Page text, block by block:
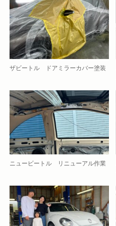
ザビートル ドアミラーカバー塗装
ニュービートル リニューアル作業